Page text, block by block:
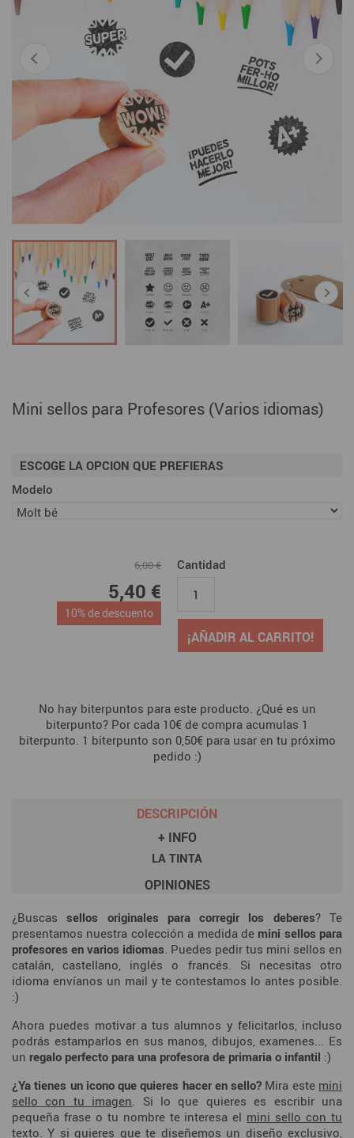
Mini sellos para Profesores (Varios idiomas)
ESCOGE LA OPCION QUE PREFIERAS
Modelo
6,00 €
5,40 €
10% de descuento
Cantidad
¡AÑADIR AL CARRITO!
No hay biterpuntos para este producto. ¿Qué es un
biterpunto? Por cada 10€ de compra acumulas 1
biterpunto. 1 biterpunto son 0,50€ para usar en tu próximo
pedido :)
DESCRIPCIÓN
+ INFO
LA TINTA
OPINIONES
¿Buscassellos originales para corregir los deberes? Te
presentamos nuestra colección a medida de mini sellos para
profesores en varios idiomas. Puedes pedir tus mini sellos en
catalán, castellano, inglés o francés. Si necesitas otro
idioma envíanos un mail y te contestamos lo antes posible.
:)
Ahora puedes motivar a tus alumnos y felicitarlos, incluso
podrás estamparlos en sus manos, dibujos, examenes... Es
un regalo perfecto para una profesora de primaria o infantil :)
¿Ya tienes un icono que quieres hacer en sello? Mira este mini
sello con tu imagen. Si lo que quieres es escribir una
pequeña frase o tu nombre te interesa el mini sello con tu
texto. Y si quieres que te diseñemos un diseño exclusivo,